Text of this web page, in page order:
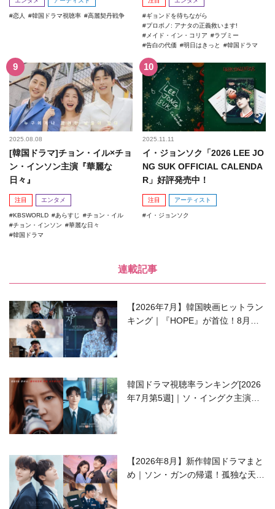
恋人 韓国ドラマ視聴率 高麗契丹戦争
ギョンドを待ちながら
プロボノ: アナタの正義救います!
メイド・イン・コリア
ラブミー
告白の代価
明日はきっと 韓国ドラマ
2025.08.08
[韓国ドラマ]チョン・イル×チョ
ン・インソン主演『華麗な
日々』
注目 エンタメ
KBSWORLD あらすじ
チョン・イル
チョン・インソン
華麗な日々
韓国ドラマ
2025.11.11
イ・ジョンソク「2026 LEE JO
NG SUK OFFICIAL CALENDA
R」好評発売中！
注目 アーティスト
イ・ジョンソク
連載記事
【2026年7月】韓国映画ヒットラン
キング｜『HOPE』が首位！8月公
韓国ドラマ視聴率ランキング[2026
年7月第5週]｜ソ・イングク主演の
【2026年8月】新作韓国ドラマまと
め｜ソン・ガンの帰還！孤独な天才